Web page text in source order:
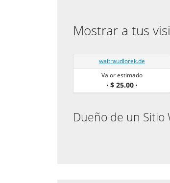
Mostrar a tus
waltraudlorek.de
Valor estimado
• $ 25.00 •
Dueño de un Sitio